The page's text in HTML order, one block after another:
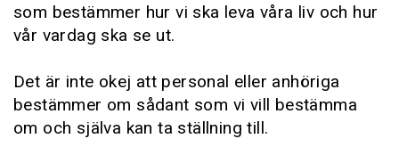
som bestämmer hur vi ska leva våra liv och hur
vår vardag ska se ut.
Det är inte okej att personal eller anhöriga
bestämmer om sådant som vi vill bestämma
om och själva kan ta ställning till.